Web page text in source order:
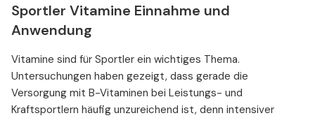
Sportler Vitamine Einnahme und
Anwendung
Vitamine sind für Sportler ein wichtiges Thema.
Untersuchungen haben gezeigt, dass gerade die
Versorgung mit B-Vitaminen bei Leistungs- und
Kraftsportlern häufig unzureichend ist, denn intensiver